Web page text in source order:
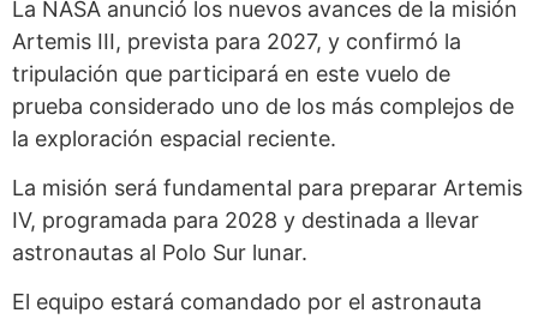
La NASA anunció los nuevos avances de la misión
Artemis III, prevista para 2027, y confirmó la
tripulación que participará en este vuelo de
prueba considerado uno de los más complejos de
la exploración espacial reciente.
La misión será fundamental para preparar Artemis
IV, programada para 2028 y destinada a llevar
astronautas al Polo Sur lunar.
El equipo estará comandado por el astronauta